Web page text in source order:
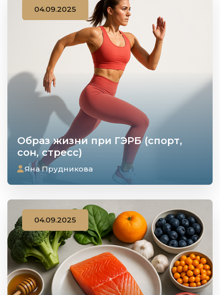
Образ жизни при ГЭРБ (спорт,
сон, стресс)
04.09.2025
Яна Прудникова
04.09.2025